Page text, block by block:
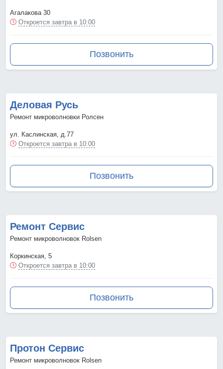
Агалакова 30
Откроется завтра в 10:00
Позвонить
Деловая Русь
Ремонт микроволновки Ролсен
ул. Каслинская, д.77
Откроется завтра в 10:00
Позвонить
Ремонт Сервис
Ремонт микроволновок Rolsen
Коркинская, 5
Откроется завтра в 10:00
Позвонить
Протон Сервис
Ремонт микроволновок Rolsen